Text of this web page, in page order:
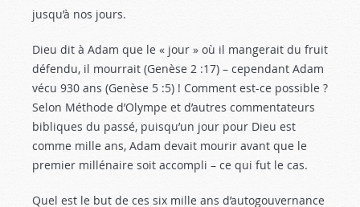
jusqu’à nos jours.
Dieu dit à Adam que le « jour » où il mangerait du fruit
défendu, il mourrait (Genèse 2 :17) – cependant Adam
vécu 930 ans (Genèse 5 :5) ! Comment est-ce possible ?
Selon Méthode d’Olympe et d’autres commentateurs
bibliques du passé, puisqu’un jour pour Dieu est
comme mille ans, Adam devait mourir avant que le
premier millénaire soit accompli – ce qui fut le cas.
Quel est le but de ces six mille ans d’autogouvernance